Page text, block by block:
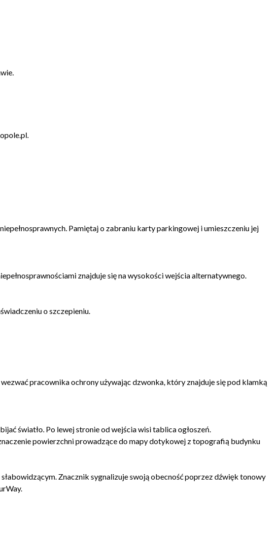
Pamiętaj o zabraniu karty parkingowej i umieszczeniu jej
znajduje się na wysokości wejścia alternatywnego.
o szczepieniu.
pracownika ochrony używając dzwonka, który znajduje się pod klamką
światło. Po lewej stronie od wejścia wisi tablica ogłoszeń.
powierzchni prowadzące do mapy dotykowej z topografią budynku
Znacznik sygnalizuje swoją obecność poprzez dźwięk tonowy